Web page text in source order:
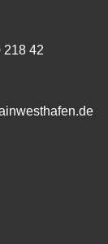
218 42